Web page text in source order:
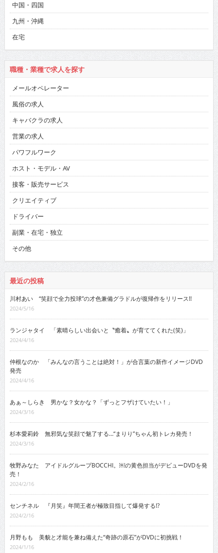
中国・四国
九州・沖縄
在宅
職種・業種で求人を探す
メールオペレーター
風俗の求人
キャバクラの求人
営業の求人
パワフルワーク
ホスト・モデル・AV
接客・販売サービス
クリエイティブ
ドライバー
副業・在宅・独立
その他
最近の投稿
川村あい “笑顔で全力投球”の才色兼備グラドルが復帰作をリリース!!
2024/5/16
ランジャタイ 「素晴らしい出会いと〝癒着〟が育ててくれた(笑)」
2024/4/16
仲根なのか 「みんなの言うことは絶対！」が合言葉の新作イメージDVD
発売
2024/4/16
あぁ～しらき 男かな？女かな？「ずっとフザけていたい！」
2024/3/16
杉本愛莉鈴 無邪気な笑顔で魅了する…“まりり”ちゃん初トレカ発売！
2024/3/16
牧野みなた アイドルグループBOCCHI。￼の黄色担当がデビューDVDを発
売！
2024/2/16
センチネル 『月笑』年間王者が極致目指して爆発する!?
2024/2/16
月野もも 美貌と才能を兼ね備えた“奇跡の原石”がDVDに初挑戦！
2024/1/16